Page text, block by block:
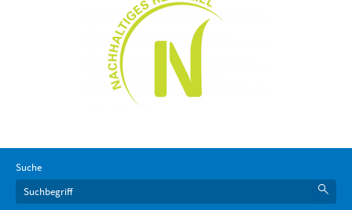
Suche